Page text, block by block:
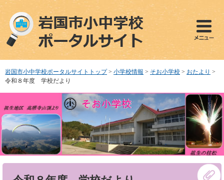
ペ
で
す
メ
ば
し
文
へ
岩国市小中学校ポータルサイトトップ > 小学校情報 > そお小学校 > おたより >
令和８年度 学校だより